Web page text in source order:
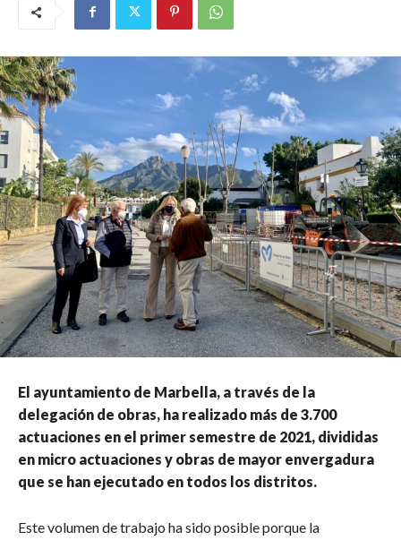
El ayuntamiento de Marbella, a través de la
delegación de obras, ha realizado más de 3.700
actuaciones en el primer semestre de 2021, divididas
en micro actuaciones y obras de mayor envergadura
que se han ejecutado en todos los distritos.
Este volumen de trabajo ha sido posible porque la